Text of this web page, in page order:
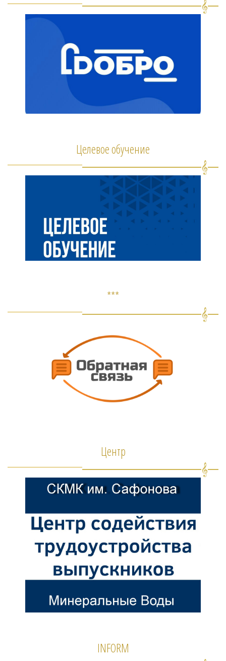
Целевое обучение
***
Центр
INFORM